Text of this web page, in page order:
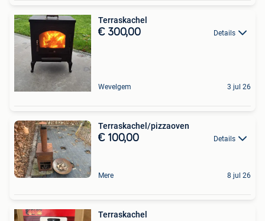
Terraskachel
€ 300,00 Details
Wevelgem 3 jul 26
Terraskachel/pizzaoven
€ 100,00 Details
Mere 8 jul 26
Terraskachel